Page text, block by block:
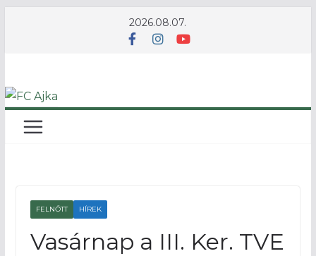
2026.08.07.
FELNŐTT HÍREK
Vasárnap a III. Ker. TVE